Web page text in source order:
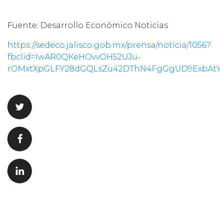
Fuente: Desarrollo Económico Noticias
https://sedeco.jalisco.gob.mx/prensa/noticia/1056?
fbclid=IwAR0QKeHOvvOH52UJu-